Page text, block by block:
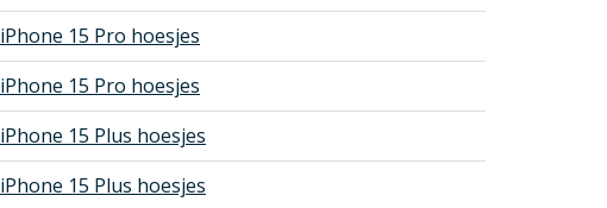
iPhone 15 Pro hoesjes
iPhone 15 Pro hoesjes
iPhone 15 Plus hoesjes
iPhone 15 Plus hoesjes